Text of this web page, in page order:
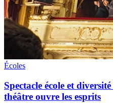
Écoles
Spectacle école et
théâtre ouvre les esprits